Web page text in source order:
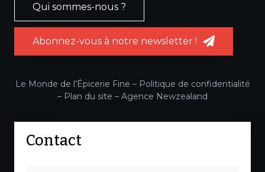
Qui sommes-nous ?
Abonnez-vous à notre newsletter !
Le Monde de l’Épicerie Fine – Politique de confidentialité
– Plan du site – Agence Newzealand
Contact